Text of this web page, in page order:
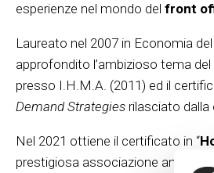
esperienze nel mondo del front
Laureato nel 2007 in Economia
approfondito l’ambizioso tema del
presso I.H.M.A. (2011) ed il
Demand Strategies rilasciato dalla
Nel 2021 ottiene il certificato in “
prestigiosa associazione americana